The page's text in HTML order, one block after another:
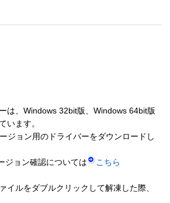
は、Windows 32bit版、Windows 64bit版
います。
ジョン用のドライバーをダウンロードし
ョン確認については
こちら
イルをダブルクリックして解凍した際、